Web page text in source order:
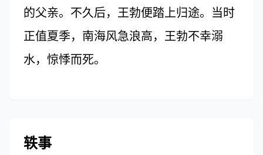
的父亲。不久后，王勃便踏上归途。当时
正值夏季，南海风急浪高，王勃不幸溺
水，惊悸而死。
轶事